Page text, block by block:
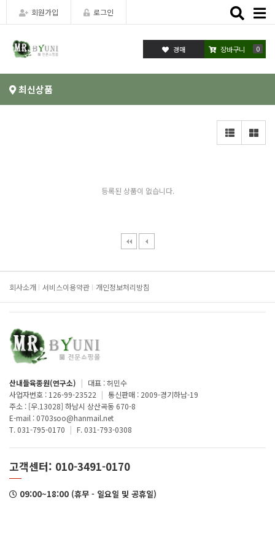
회원가입 로그인
Toggle
장바구니 0
최신상품
등록된 상품이 없습니다.
회사소개 서비스이용약관 개인정보처리방침
산내들육종원(연구소) | 대표 : 허민수
사업자번호 : 126-99-23522 | 통신판매 : 2009-경기하남-19
주소 : [우.13028] 하남시 상산곡동 670-8
E-mail : 0703soo@hanmail.net
T. 031-795-0170 | F. 031-793-0308
고객센터: 010-3491-0170
09:00~18:00 (휴무 - 일요일 및 공휴일)